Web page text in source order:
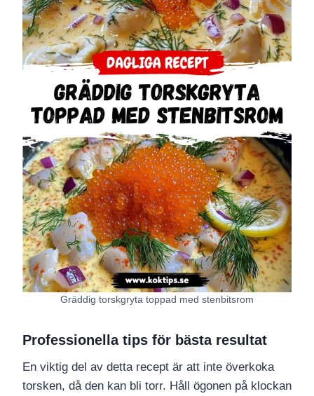
Gräddig torskgryta toppad med stenbitsrom
Professionella tips för bästa resultat
En viktig del av detta recept är att inte överkoka
torsken, då den kan bli torr. Håll ögonen på klockan